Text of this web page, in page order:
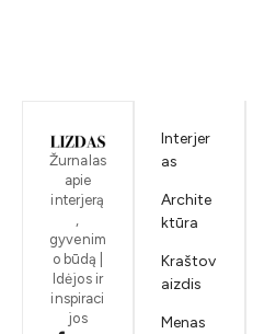
Žurnalas
apie
interjerą
,
gyvenim
o būdą |
Idėjos ir
inspiraci
jos
Interjer
as
Archite
ktūra
Kraštov
aizdis
Menas